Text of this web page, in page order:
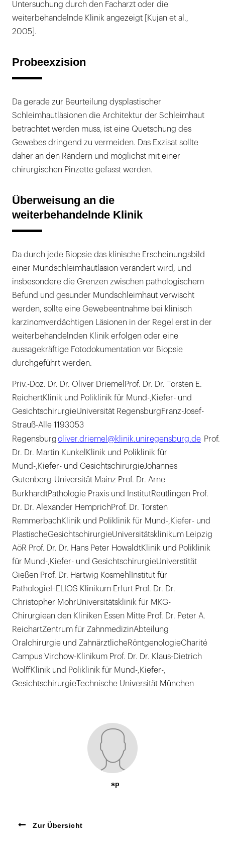
Untersuchung durch den Facharzt oder die
weiterbehandelnde Klinik angezeigt [Kujan et al.,
2005].
Probeexzision
Da gerade zur Beurteilung dysplastischer
Schleimhautläsionen die Architektur der Schleimhaut
betrachtet werden muss, ist eine Quetschung des
Gewebes dringend zu vermeiden. Das Exzisat sollte
daher an den Rändern und möglichst mit einer
chirurgischen Pinzette gefasst werden.
Überweisung an die
weiterbehandelnde Klinik
Da durch jede Biopsie das klinische Erscheinungsbild
einer Mundschleimhautläsion verändert wird, und
insbesondere die Grenzen zwischen pathologischem
Befund und gesunder Mundschleimhaut verwischt
werden, sollte eine Gewebeentnahme bei klinisch
karzinomverdächtigen Läsionen in der Regel erst in der
weiterbehandelnden Klinik erfolgen oder eine
aussagekräftige Fotodokumentation vor Biopsie
durchgeführt werden.
Priv.-Doz. Dr. Dr. Oliver DriemelProf. Dr. Dr. Torsten E.
ReichertKlinik und Poliklinik für Mund-,Kiefer- und
GesichtschirurgieUniversität RegensburgFranz-Josef-
Strauß-Alle 1193053
Regensburgoliver.driemel@klinik.uniregensburg.de Prof.
Dr. Dr. Martin KunkelKlinik und Poliklinik für
Mund-,Kiefer- und GesichtschirurgieJohannes
Gutenberg-Universität Mainz Prof. Dr. Arne
BurkhardtPathologie Praxis und InstitutReutlingen Prof.
Dr. Dr. Alexander HemprichProf. Dr. Torsten
RemmerbachKlinik und Poliklinik für Mund-,Kiefer- und
PlastischeGesichtschirurgieUniversitätsklinikum Leipzig
AöR Prof. Dr. Dr. Hans Peter HowaldtKlinik und Poliklinik
für Mund-,Kiefer- und GesichtschirurgieUniverstität
Gießen Prof. Dr. Hartwig KosmehlInstitut für
PathologieHELIOS Klinikum Erfurt Prof. Dr. Dr.
Christopher MohrUniversitätsklinik für MKG-
Chirurgiean den Kliniken Essen Mitte Prof. Dr. Peter A.
ReichartZentrum für ZahnmedizinAbteilung
Oralchirurgie und ZahnärztlicheRöntgenologieCharité
Campus Virchow-Klinikum Prof. Dr. Dr. Klaus-Dietrich
WolffKlinik und Poliklinik für Mund-,Kiefer-,
GesichtschirurgieTechnische Universität München
sp
Zur Übersicht